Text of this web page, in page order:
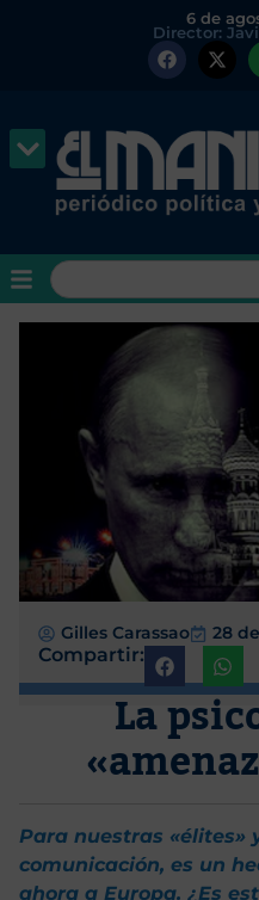
6 de
Director:
Gilles Carassao 28
Compartir:
La
Para nuestras «élites»
comunicación, es un
ahora a Europa. ¿Es